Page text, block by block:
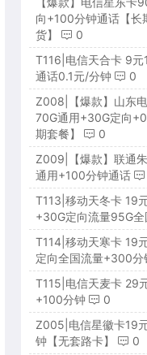
向+100分钟通话【长
货】
0
T116|电信天合卡 9
通话0.1元/分钟
0
Z008|【爆款】山东
70G通用+30G定向
期套餐】
0
Z009|【爆款】联通
通用+100分钟通话
T113|移动天冬卡 19
+30G定向流量95G全
T114|移动天寒卡 19
定向全国流量+300分
T115|电信天麦卡 29
+100分钟
0
Z005|电信星徽卡19
钟【无套路卡】
0